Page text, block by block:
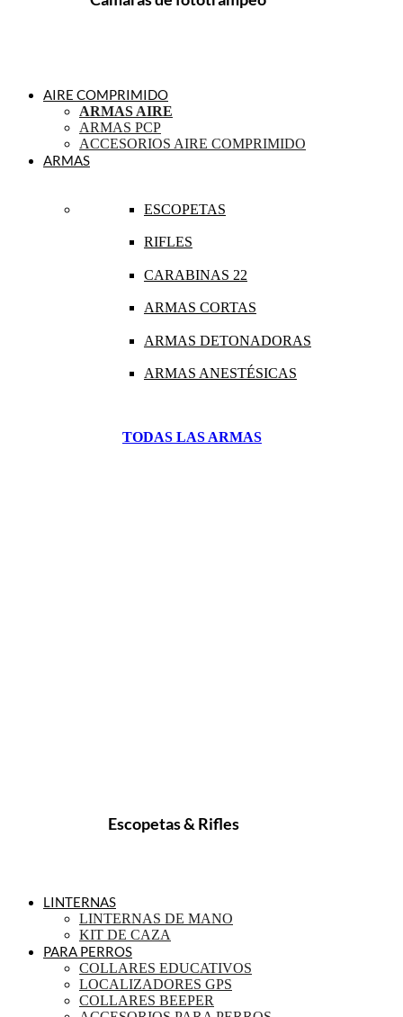
AIRE COMPRIMIDO
ARMAS AIRE
ARMAS PCP
ACCESORIOS AIRE COMPRIMIDO
ARMAS
ESCOPETAS
RIFLES
CARABINAS 22
ARMAS CORTAS
ARMAS DETONADORAS
ARMAS ANESTÉSICAS
TODAS LAS ARMAS
Escopetas & Rifles
LINTERNAS
LINTERNAS DE MANO
KIT DE CAZA
PARA PERROS
COLLARES EDUCATIVOS
LOCALIZADORES GPS
COLLARES BEEPER